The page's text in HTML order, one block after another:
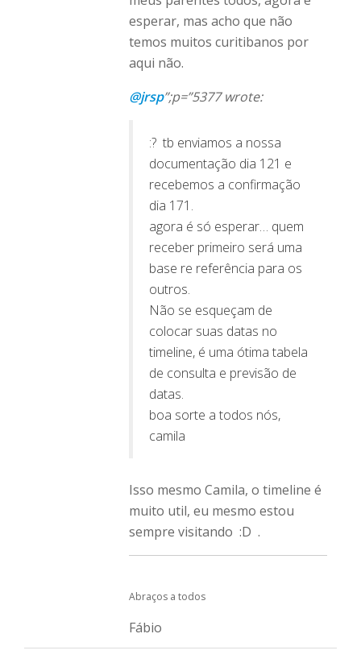
esperar, mas acho que não
temos muitos curitibanos por
aqui não.
@jrsp”;p=”5377 wrote:
:? tb enviamos a nossa
documentação dia 121 e
recebemos a confirmação
dia 171.
agora é só esperar… quem
receber primeiro será uma
base re referência para os
outros.
Não se esqueçam de
colocar suas datas no
timeline, é uma ótima tabela
de consulta e previsão de
datas.
boa sorte a todos nós,
camila
Isso mesmo Camila, o timeline é
muito util, eu mesmo estou
sempre visitando :D .
Abraços a todos
Fábio